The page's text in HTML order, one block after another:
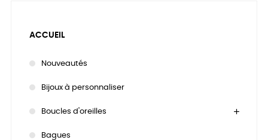
ACCUEIL
Nouveautés
Bijoux à personnaliser
Boucles d'oreilles
Bagues